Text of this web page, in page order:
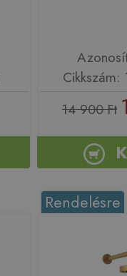
14 900 Ft
Rendelésre